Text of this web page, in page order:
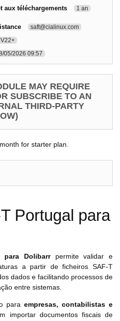
aux téléchargements 1 an
saft@cialinux.com
V22+
05/2026 09:57
MAY REQUIRE
SUBSCRIBE TO AN
THIRD-PARTY
for starter plan.
Portugal para
para Dolibarrpermite validar e
a partir de ficheiros SAF-T
dados e facilitando processos de
entre sistemas.
para empresas, contabilistas e
importar documentos fiscais de